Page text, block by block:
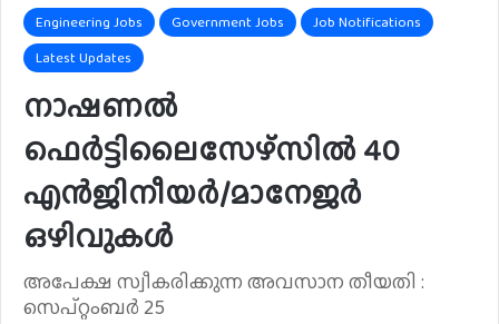
Engineering Jobs Government Jobs
Job Notifications
Latest Updates
നാഷണൽ
ഫെർട്ടിലൈസേഴ്സിൽ 40
എൻജിനീയർ/മാനേജർ
ഒഴിവുകൾ
അപേക്ഷ സ്വീകരിക്കുന്ന അവസാന തീയതി :
സെപ്റ്റംബർ 25